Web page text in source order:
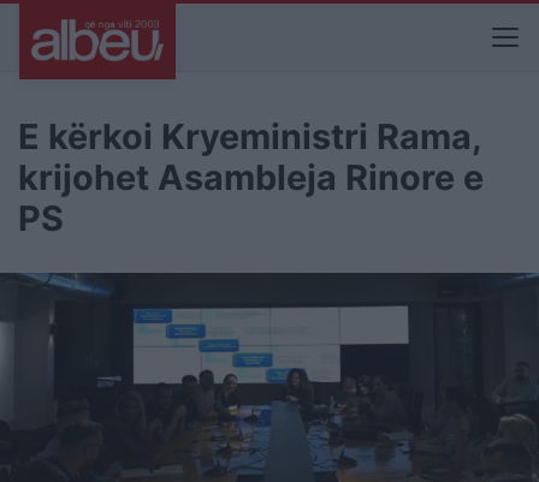
E kërkoi Kryeministri Rama,
krijohet Asambleja Rinore e
PS